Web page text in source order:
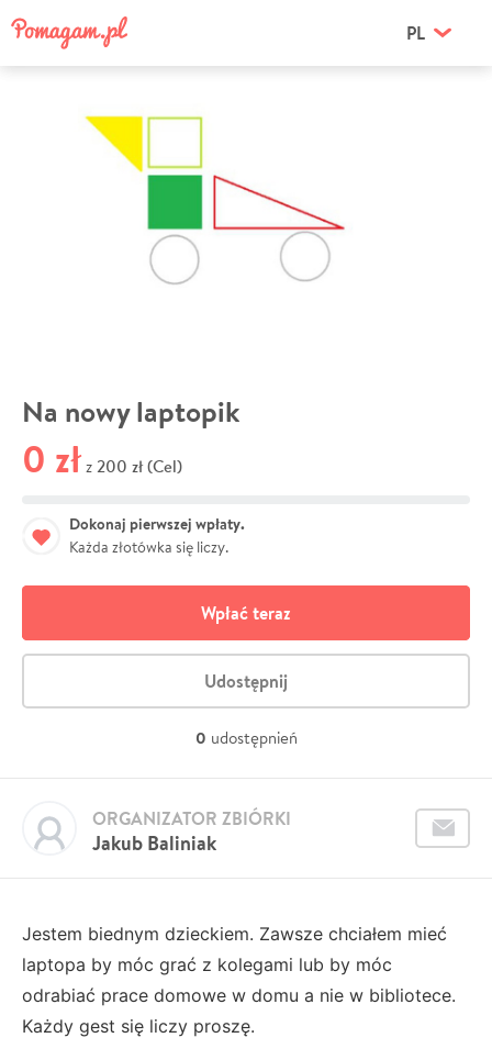
PL
Na nowy laptopik
0 zł z 200 zł (Cel)
Dokonaj pierwszej wpłaty.
Każda złotówka się liczy.
Wpłać teraz
Udostępnij
0 udostępnień
Jakub Baliniak
ORGANIZATOR ZBIÓRKI
Jestem biednym dzieckiem. Zawsze chciałem mieć
laptopa by móc grać z kolegami lub by móc
odrabiać prace domowe w domu a nie w bibliotece.
Każdy gest się liczy proszę.